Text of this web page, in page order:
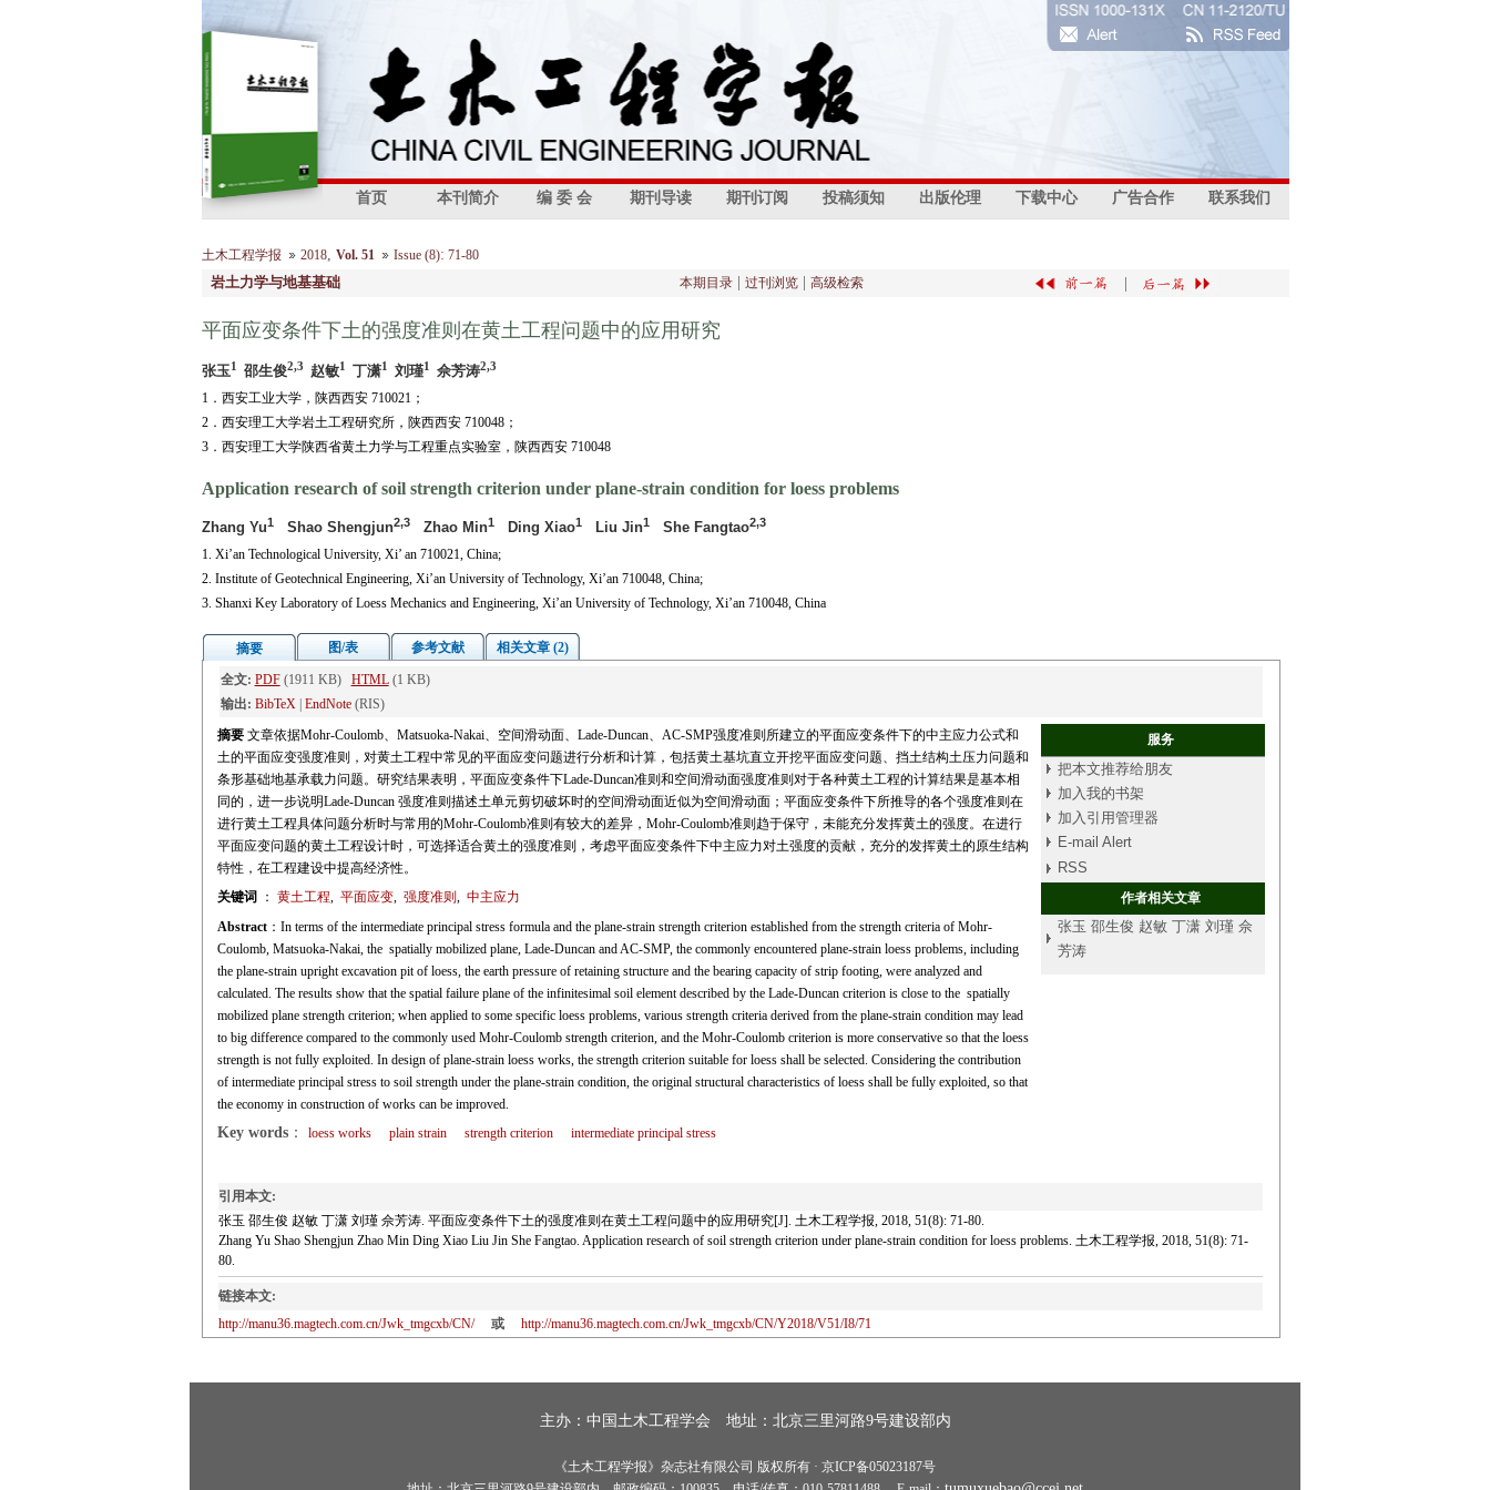
首页 本刊简介 编 委 会 期刊导读 期刊订阅 投稿须知 出版伦理 下载中心 广告合作 联系我们
土木工程学报 2018, Vol. 51 Issue (8): 71-80
岩土力学与地基基础 本期目录 过刊浏览 高级检索
平面应变条件下土的强度准则在黄土工程问题中的应用研究
张玉1 邵生俊2,3 赵敏1 丁潇1 刘瑾1 佘芳涛2,3
1．西安工业大学，陕西西安 710021；
2．西安理工大学岩土工程研究所，陕西西安 710048；
3．西安理工大学陕西省黄土力学与工程重点实验室，陕西西安 710048
Application research of soil strength criterion under plane-strain condition for loess problems
Zhang Yu1Shao Shengjun2,3Zhao Min1Ding Xiao1Liu Jin1She Fangtao2,3
1. Xi’an Technological University, Xi’ an 710021, China;
2. Institute of Geotechnical Engineering, Xi’an University of Technology, Xi’an 710048, China;
3. Shanxi Key Laboratory of Loess Mechanics and Engineering, Xi’an University of Technology, Xi’an 710048, China
摘要 图/表 参考文献 相关文章 (2)
全文: PDF(1911 KB) HTML(1 KB)
输出: BibTeX| EndNote(RIS)
摘要 文章依据Mohr-Coulomb、Matsuoka-Nakai、空间滑动面、Lade-Duncan、AC-SMP强度准则所建立的平面应变条件下的中主应力公式和
土的平面应变强度准则，对黄土工程中常见的平面应变问题进行分析和计算，包括黄土基坑直立开挖平面应变问题、挡土结构土压力问题和
条形基础地基承载力问题。研究结果表明，平面应变条件下Lade-Duncan准则和空间滑动面强度准则对于各种黄土工程的计算结果是基本相
同的，进一步说明Lade-Duncan 强度准则描述土单元剪切破坏时的空间滑动面近似为空间滑动面；平面应变条件下所推导的各个强度准则在
进行黄土工程具体问题分析时与常用的Mohr-Coulomb准则有较大的差异，Mohr-Coulomb准则趋于保守，未能充分发挥黄土的强度。在进行
平面应变问题的黄土工程设计时，可选择适合黄土的强度准则，考虑平面应变条件下中主应力对土强度的贡献，充分的发挥黄土的原生结构
特性，在工程建设中提高经济性。
服务
把本文推荐给朋友
加入我的书架
加入引用管理器
E-mail Alert
RSS
作者相关文章
张玉 邵生俊 赵敏 丁潇 刘瑾 佘
芳涛
关键词 ： 黄土工程, 平面应变, 强度准则 , 中主应力
Abstract：In terms of the intermediate principal stress formula and the plane-strain strength criterion established from the strength criteria of Mohr-
Coulomb, Matsuoka-Nakai, the spatially mobilized plane, Lade-Duncan and AC-SMP, the commonly encountered plane-strain loess problems, including
the plane-strain upright excavation pit of loess, the earth pressure of retaining structure and the bearing capacity of strip footing, were analyzed and
calculated. The results show that the spatial failure plane of the infinitesimal soil element described by the Lade-Duncan criterion is close to the spatially
mobilized plane strength criterion; when applied to some specific loess problems, various strength criteria derived from the plane-strain condition may lead
to big difference compared to the commonly used Mohr-Coulomb strength criterion, and the Mohr-Coulomb criterion is more conservative so that the loess
strength is not fully exploited. In design of plane-strain loess works, the strength criterion suitable for loess shall be selected. Considering the contribution
of intermediate principal stress to soil strength under the plane-strain condition, the original structural characteristics of loess shall be fully exploited, so that
the economy in construction of works can be improved.
Key words： loess works plain strain strength criterion intermediate principal stress
引用本文:
张玉 邵生俊 赵敏 丁潇 刘瑾 佘芳涛. 平面应变条件下土的强度准则在黄土工程问题中的应用研究[J]. 土木工程学报, 2018, 51(8): 71-80.
Zhang Yu Shao Shengjun Zhao Min Ding Xiao Liu Jin She Fangtao. Application research of soil strength criterion under plane-strain condition for loess problems. 土木工程学报, 2018, 51(8): 71-
80.
链接本文:
http://manu36.magtech.com.cn/Jwk_tmgcxb/CN/
或 http://manu36.magtech.com.cn/Jwk_tmgcxb/CN/Y2018/V51/I8/71
主办： 中国土木工程学会 地址：北京三里河路9号建设部内
《土木工程学报》杂志社有限公司 版权所有 · 京ICP备05023187号